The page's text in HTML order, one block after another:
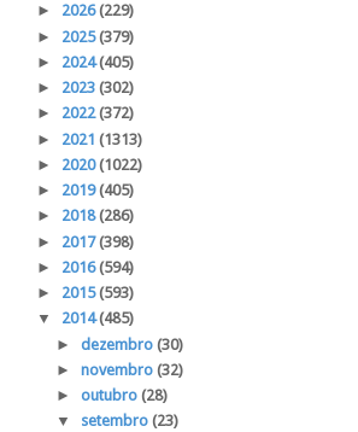
► 2026(229)
► 2025(379)
► 2024(405)
► 2023 (302)
► 2022(372)
► 2021 (1313)
► 2020(1022)
► 2019(405)
► 2018(286)
► 2017(398)
► 2016(594)
► 2015(593)
▼ 2014(485)
► dezembro (30)
► novembro (32)
► outubro (28)
▼ setembro (23)